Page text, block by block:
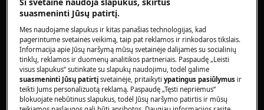
Visada būkite atsargūs perkeldami prietaisus.
Sunkesnius prietaisus saugiausia perkelti dviem
žmonėms. Visada naudokite apsaugines
pirštines ir apsauginę avalynę. Nuolat mūvėkite
apsaugines pirštines, kad apsisaugotumėte nuo
įpjovimų aštriais kraštais.
Ši svetainė naudoja slapukus, skirtus
suasmeninti Jūsų patirtį.
Mes naudojame slapukus ir kitas panašias technologijas, kad
pagerintume svetainės veikimą, taip pat reklamos ir rinkodaros tikslais.
Informacija apie Jūsų naršymą mūsų svetainėje dalijamės su socialinių
tinklų, reklamos ir duomenų analitikos partneriais. Paspaudę „Leisti
visus slapukus“ sutinkate su slapukų naudojimu, todėl galime
suasmeninti Jūsų patirtįsvetainėje, pritaikytiypatingus pasiūlymus ir
teikti Jums personalizuotą reklamą. Paspaudę „Tęsti nepriėmus“
blokuojate nebūtinus slapukus, todėl Jūsų naršymo patirtis ir mūsų